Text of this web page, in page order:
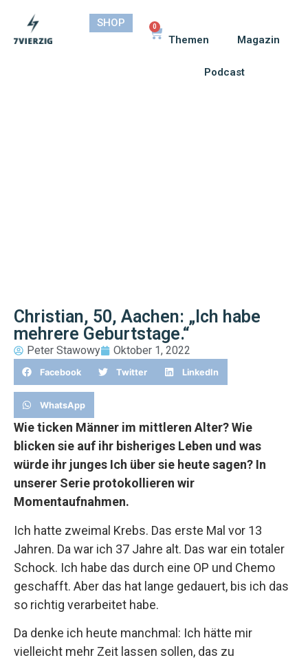
SHOP 0
Themen Magazin
Podcast
Christian, 50, Aachen: „Ich habe
mehrere Geburtstage.“
Peter Stawowy Oktober 1, 2022
Facebook Twitter LinkedIn
WhatsApp
Wie ticken Männer im mittleren Alter? Wie
blicken sie auf ihr bisheriges Leben und was
würde ihr junges Ich über sie heute sagen? In
unserer Serie protokollieren wir
Momentaufnahmen.
Ich hatte zweimal Krebs. Das erste Mal vor 13
Jahren. Da war ich 37 Jahre alt. Das war ein totaler
Schock. Ich habe das durch eine OP und Chemo
geschafft. Aber das hat lange gedauert, bis ich das
so richtig verarbeitet habe.
Da denke ich heute manchmal: Ich hätte mir
vielleicht mehr Zeit lassen sollen, das zu